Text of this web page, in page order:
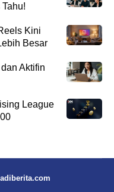
Kini
Besar
Aktifin
League